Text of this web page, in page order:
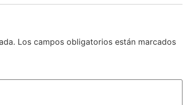
Los campos obligatorios están marcados